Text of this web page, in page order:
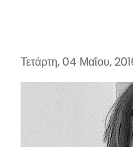
Τετάρτη, 04 Μαΐου,